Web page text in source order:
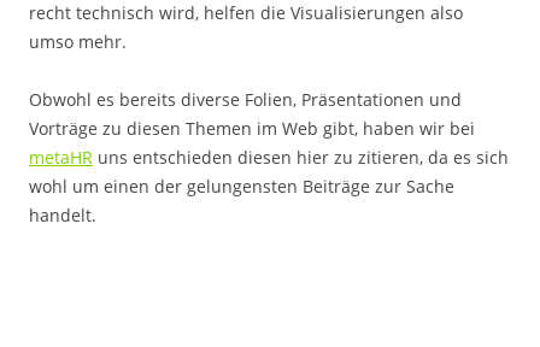
recht technisch wird, helfen die Visualisierungen also
umso mehr.
Obwohl es bereits diverse Folien, Präsentationen und
Vorträge zu diesen Themen im Web gibt, haben wir bei
metaHR uns entschieden diesen hier zu zitieren, da es sich
wohl um einen der gelungensten Beiträge zur Sache
handelt.